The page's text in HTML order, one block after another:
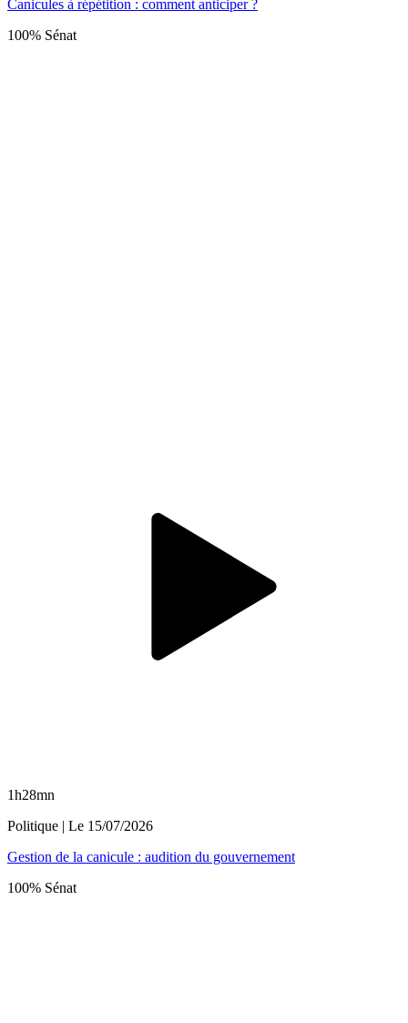
Canicules à répétition : comment anticiper ?
100% Sénat
1h28mn
Politique | Le 15/07/2026
Gestion de la canicule : audition du gouvernement
100% Sénat